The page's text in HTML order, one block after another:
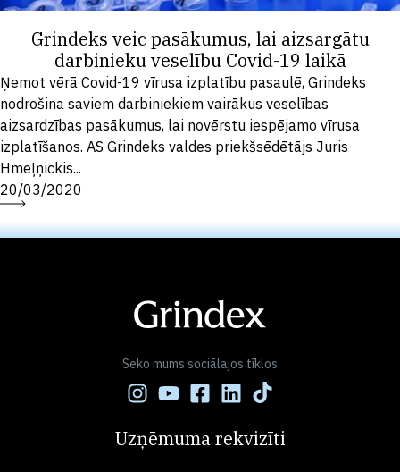
Grindeks veic pasākumus, lai aizsargātu
darbinieku veselību Covid-19 laikā
Ņemot vērā Covid-19 vīrusa izplatību pasaulē, Grindeks
nodrošina saviem darbiniekiem vairākus veselības
aizsardzības pasākumus, lai novērstu iespējamo vīrusa
izplatīšanos. AS Grindeks valdes priekšsēdētājs Juris
Hmeļņickis...
20/03/2020
Seko mums sociālajos tīklos
Uzņēmuma rekvizīti